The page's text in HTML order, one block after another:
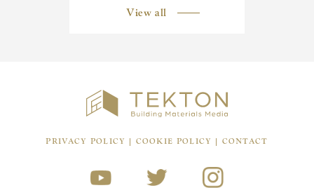
View all
PRIVACY POLICY COOKIE POLICY CONTACT